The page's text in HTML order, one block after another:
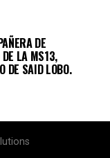
DE
DE LA MS13,
DE SAID LOBO.